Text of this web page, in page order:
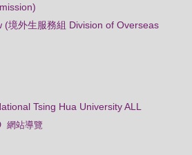
(境外生服務組 Division of Overseas
Tsing Hua University ALL
網站導覽